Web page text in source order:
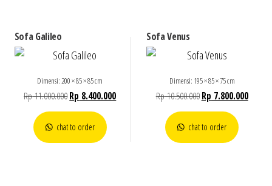
Sofa Galileo
Dimensi: 200 × 85 × 85 cm
Rp11.000.000Rp 8.400.000
chat to order
Sofa Venus
Dimensi: 195 × 85 × 75 cm
Rp10.500.000 Rp 7.800.000
chat to order